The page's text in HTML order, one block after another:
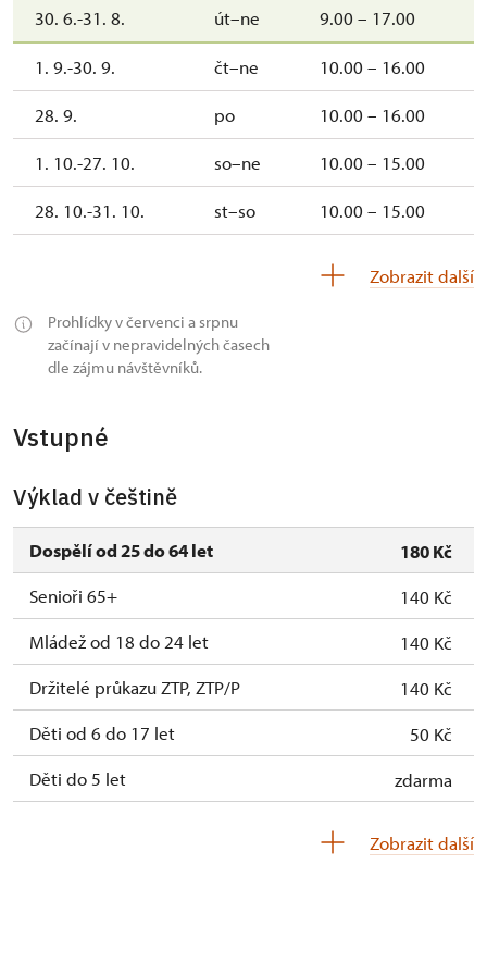
30. 6.-31. 8. út–ne 9.00 – 17.00
1. 9.-30. 9. čt–ne 10.00 – 16.00
28. 9. po 10.00 – 16.00
1. 10.-27. 10. so–ne 10.00 – 15.00
28. 10.-31. 10. st–so 10.00 – 15.00
10.00 – 15.00
Zobrazit další
Prohlídky v červenci a srpnu
začínají v nepravidelných časech
dle zájmu návštěvníků.
Vstupné
Výklad v češtině
Dospělí od 25 do 64 let
180 Kč
Senioři 65+
140 Kč
Mládež od 18 do 24 let
140 Kč
Držitelé průkazu ZTP, ZTP/P
140 Kč
Děti od 6 do 17 let
50 Kč
Děti do 5 let
zdarma
Zobrazit další